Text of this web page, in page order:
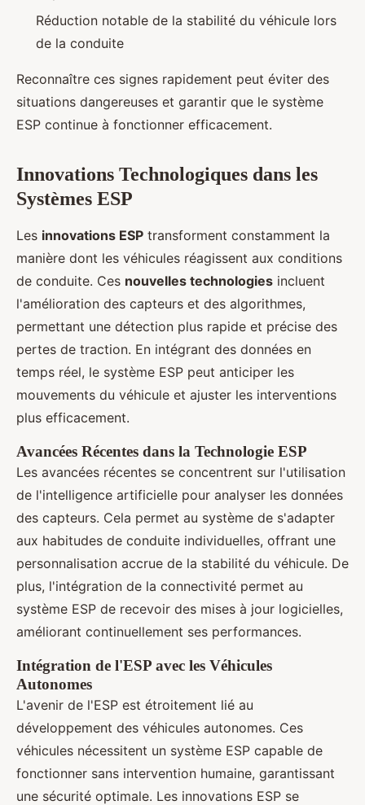
Réduction notable de la stabilité du véhicule lors
de la conduite
Reconnaître ces signes rapidement peut éviter des
situations dangereuses et garantir que le système
ESP continue à fonctionner efficacement.
Innovations Technologiques dans les
Systèmes ESP
Les innovations ESP transforment constamment la
manière dont les véhicules réagissent aux conditions
de conduite. Ces nouvelles technologies incluent
l'amélioration des capteurs et des algorithmes,
permettant une détection plus rapide et précise des
pertes de traction. En intégrant des données en
temps réel, le système ESP peut anticiper les
mouvements du véhicule et ajuster les interventions
plus efficacement.
Avancées Récentes dans la Technologie ESP
Les avancées récentes se concentrent sur l'utilisation
de l'intelligence artificielle pour analyser les données
des capteurs. Cela permet au système de s'adapter
aux habitudes de conduite individuelles, offrant une
personnalisation accrue de la stabilité du véhicule. De
plus, l'intégration de la connectivité permet au
système ESP de recevoir des mises à jour logicielles,
améliorant continuellement ses performances.
Intégration de l'ESP avec les Véhicules
Autonomes
L'avenir de l'ESP est étroitement lié au
développement des véhicules autonomes. Ces
véhicules nécessitent un système ESP capable de
fonctionner sans intervention humaine, garantissant
une sécurité optimale. Les innovations ESP se